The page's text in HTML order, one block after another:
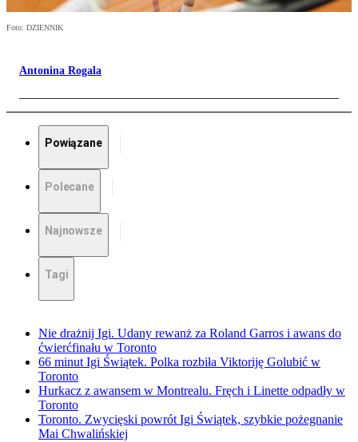
Foto: DZIENNIK
Antonina Rogala
Powiązane
Polecane
Najnowsze
Tagi
Nie drażnij Igi. Udany rewanż za Roland Garros i awans do
ćwierćfinału w Toronto
66 minut Igi Świątek. Polka rozbiła Viktoriję Golubić w
Toronto
Hurkacz z awansem w Montrealu. Fręch i Linette odpadły w
Toronto
Toronto. Zwycięski powrót Igi Świątek, szybkie pożegnanie
Mai Chwalińskiej